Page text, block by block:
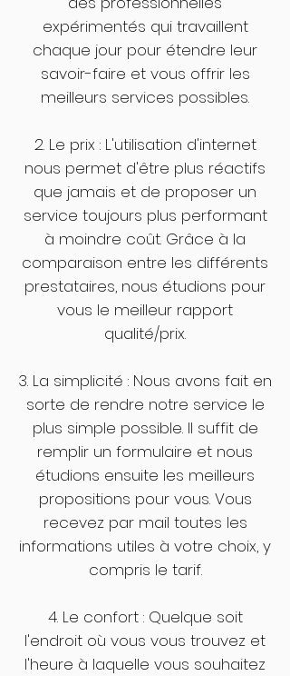
expérimentés qui travaillent
chaque jour pour étendre leur
savoir-faire et vous offrir les
meilleurs services possibles.
2. Le prix : L'utilisation d'internet
nous permet d'être plus réactifs
que jamais et de proposer un
service toujours plus performant
à moindre coût. Grâce à la
comparaison entre les différents
prestataires, nous étudions pour
vous le meilleur rapport
qualité/prix.
3. La simplicité : Nous avons fait en
sorte de rendre notre service le
plus simple possible. Il suffit de
remplir un formulaire et nous
étudions ensuite les meilleurs
propositions pour vous. Vous
recevez par mail toutes les
informations utiles à votre choix, y
compris le tarif.
4. Le confort : Quelque soit
l'endroit où vous vous trouvez et
l'heure à laquelle vous souhaitez